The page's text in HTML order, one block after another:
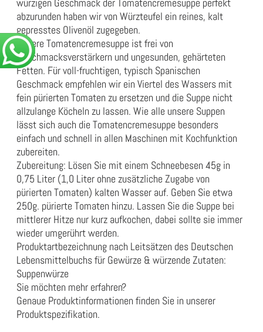
abzurunden haben wir von Würzteufel ein reines, kalt
gepresstes Olivenöl zugegeben.
Unsere Tomatencremesuppe ist frei von
Geschmacksverstärkern und ungesunden, gehärteten
Fetten. Für voll-fruchtigen, typisch Spanischen
Geschmack empfehlen wir ein Viertel des Wassers mit
fein pürierten Tomaten zu ersetzen und die Suppe nicht
allzulange Köcheln zu lassen. Wie alle unsere Suppen
lässt sich auch die Tomatencremesuppe besonders
einfach und schnell in allen Maschinen mit Kochfunktion
zubereiten.
Zubereitung: Lösen Sie mit einem Schneebesen 45g in
0,75 Liter (1,0 Liter ohne zusätzliche Zugabe von
pürierten Tomaten) kalten Wasser auf. Geben Sie etwa
250g. pürierte Tomaten hinzu. Lassen Sie die Suppe bei
mittlerer Hitze nur kurz aufkochen, dabei sollte sie immer
wieder umgerührt werden.
Produktartbezeichnung nach Leitsätzen des Deutschen
Lebensmittelbuchs für Gewürze & würzende Zutaten:
Suppenwürze
Sie möchten mehr erfahren?
Genaue Produktinformationen finden Sie in unserer
Produktspezifikation.